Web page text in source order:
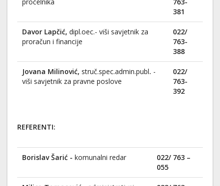
381
Davor Lapčić, dipl.oec.- viši savjetnik za
proračun i financije
022/
763-
388
Jovana Milinović, struč.spec.admin.publ. -
viši savjetnik za pravne poslove
022/
763-
392
REFERENTI:
Borislav Šarić - komunalni redar
022/ 763 –
055